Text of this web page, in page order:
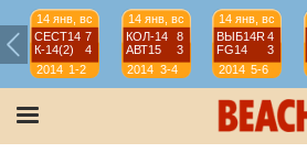
14 янв, вс
СЕСТ14 7
К-14(2)
4
2014 1-2
14 янв, вс
КОЛ-14
8
АВТ15
3
2014 3-4
14 янв, вс
ВЫБ14R 4
FG14
3
2014 5-6